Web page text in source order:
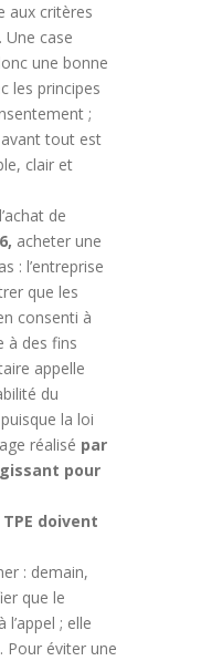
aux critères
case
une bonne
les principes
;
tout est
clair et
de
acheter une
: l’entreprise
que les
consenti à
à des fins
appelle
du
la loi
réalisé par
pour
doivent
: demain,
que le
; elle
Pour éviter une